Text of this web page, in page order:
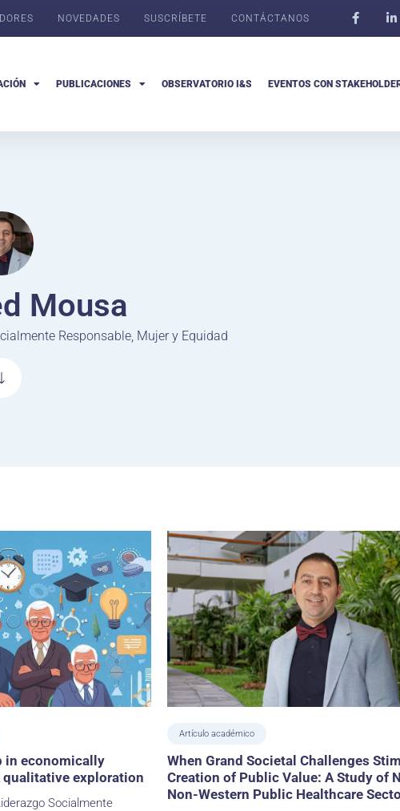
NOVEDADES SUSCRÍBETE CONTÁCTANOS
PUBLICACIONES OBSERVATORIO I&S EVENTOS CON
Mousa
Responsable, Mujer y Equidad
in economically
exploration
Socialmente
Artículo académico
When Grand Societal Challenges
Creation of Public Value: A Study of
Non-Western Public Healthcare